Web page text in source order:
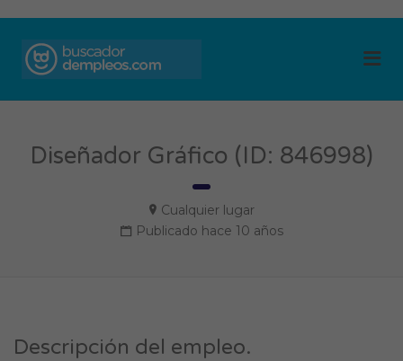
Diseñador Gráfico (ID: 846998)
Cualquier lugar
Publicado hace 10 años
Descripción del empleo.